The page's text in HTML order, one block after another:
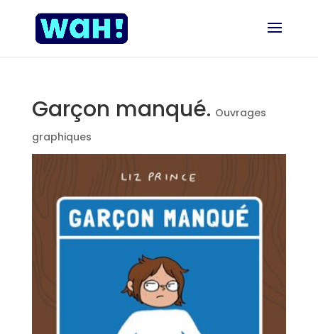
Garçon manqué. Ouvrages
graphiques